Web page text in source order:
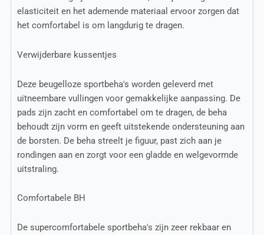
elasticiteit en het ademende materiaal ervoor zorgen dat
het comfortabel is om langdurig te dragen.
Verwijderbare kussentjes
Deze beugelloze sportbeha's worden geleverd met
uitneembare vullingen voor gemakkelijke aanpassing. De
pads zijn zacht en comfortabel om te dragen, de beha
behoudt zijn vorm en geeft uitstekende ondersteuning aan
de borsten. De beha streelt je figuur, past zich aan je
rondingen aan en zorgt voor een gladde en welgevormde
uitstraling.
Comfortabele BH
De supercomfortabele sportbeha's zijn zeer rekbaar en